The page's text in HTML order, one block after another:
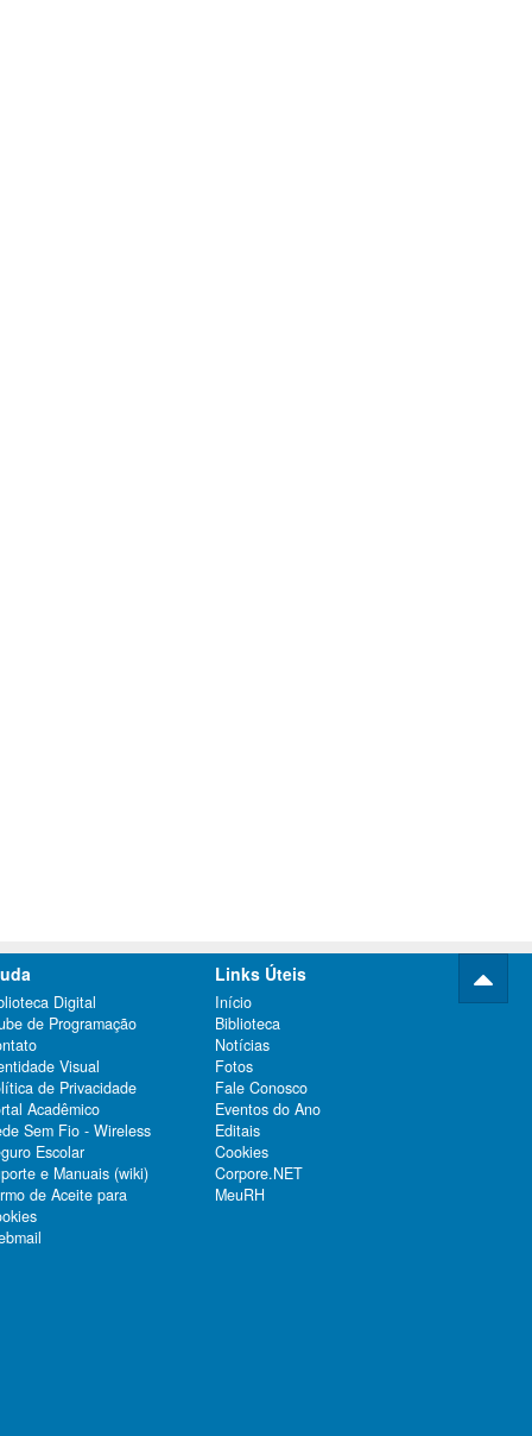
Digital
de Programação
Visual
de Privacidade
Acadêmico
Sem Fio - Wireless
Escolar
e Manuais (wiki)
de Aceite para
Links Úteis
Início
Biblioteca
Notícias
Fotos
Fale Conosco
Eventos do Ano
Editais
Cookies
Corpore.NET
MeuRH